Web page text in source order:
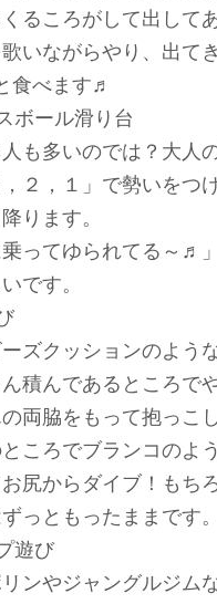
るころがして出して
いながらやり、出て
食べます♬
ボール滑り台
も多いのでは？大人
２，１」で勢いをつ
ります。
乗ってゆられてる～♬
です。
ズクッションのよう
積んであるところで
の両脇をもって抱っ
ところでブランコのよ
尻からダイブ！もち
っともったままです。
遊び
リンやジャングルジム